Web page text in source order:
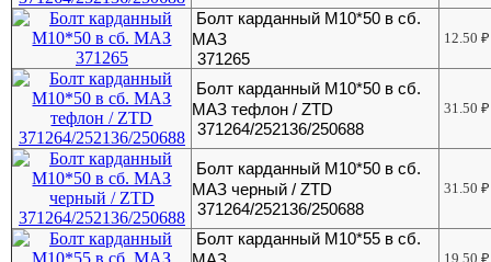
Болт карданный М10*50 в сб.
МАЗ
371265
12.50₽
Болт карданный М10*50 в сб.
МАЗ тефлон / ZTD
371264/252136/250688
31.50₽
Болт карданный М10*50 в сб.
МАЗ черный / ZTD
371264/252136/250688
31.50₽
Болт карданный М10*55 в сб.
19.50₽